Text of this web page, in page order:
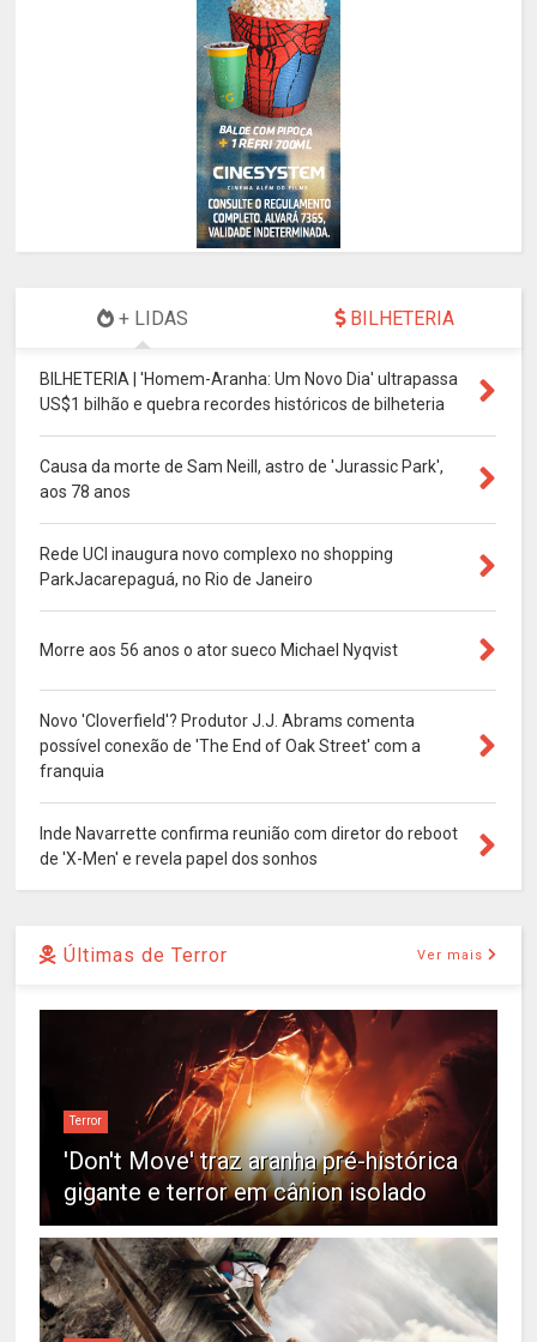
+ LIDAS BILHETERIA
BILHETERIA | 'Homem-Aranha: Um Novo Dia' ultrapassa
US$1 bilhão e quebra recordes históricos de bilheteria
Causa da morte de Sam Neill, astro de 'Jurassic Park',
aos 78 anos
Rede UCI inaugura novo complexo no shopping
ParkJacarepaguá, no Rio de Janeiro
Morre aos 56 anos o ator sueco Michael Nyqvist
Novo 'Cloverfield'? Produtor J.J. Abrams comenta
possível conexão de 'The End of Oak Street' com a
franquia
Inde Navarrette confirma reunião com diretor do reboot
de 'X-Men' e revela papel dos sonhos
Últimas de Terror Ver mais
Terror
'Don't Move' traz aranha pré-histórica
gigante e terror em cânion isolado